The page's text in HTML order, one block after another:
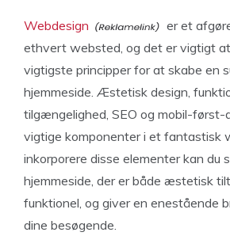
Webdesign
er et
ethvert websted, og det er vigtigt
vigtigste principper for at skabe en
hjemmeside. Æstetisk design,
tilgængelighed, SEO og mobil-først-
vigtige komponenter i et fantastisk
inkorporere disse elementer kan du
hjemmeside, der er både æstetisk
funktionel, og giver en enestående
dine besøgende.